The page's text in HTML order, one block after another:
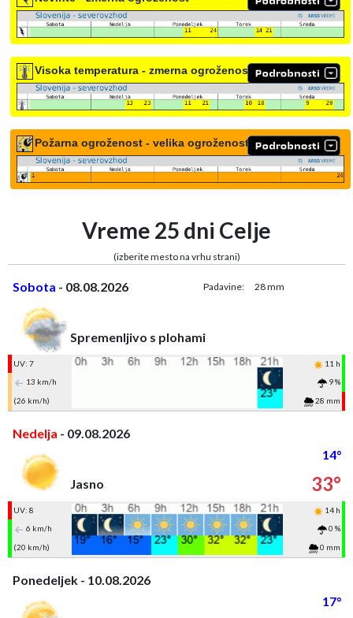
Visoka temperatura - zmerna ogroženost
Požarna ogroženost - velika ogroženost
Vreme 25 dni Celje
(izberite mesto na vrhu strani)
Sobota - 08.08.2026 Padavine: 28 mm
Spremenljivo s plohami
UV: 7
11 h
13 km/h
9 %
(26 km/h)
28 mm
Nedelja - 09.08.2026
14°
Jasno
33°
UV: 8
14 h
6 km/h
0 %
(20 km/h)
0 mm
Ponedeljek - 10.08.2026
17°